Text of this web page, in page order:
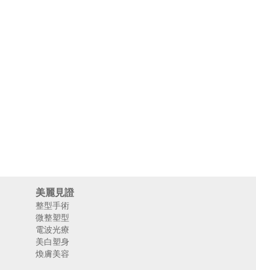
美麗見證
整型手術
微整塑型
電波光療
美白塑身
煥膚美容